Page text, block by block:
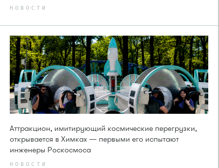
НОВОСТИ
Аттракцион, имитирующий космические перегрузки,
открывается в Химках — первыми его испытают
инженеры Роскосмоса
НОВОСТИ